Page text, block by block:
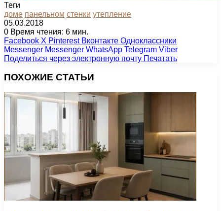
Теги
доме панельном стенки утепление
05.03.2018
0 Время чтения: 6 мин.
Facebook X Pinterest Вконтакте Одноклассники
Messenger Messenger WhatsApp Telegram Viber
Поделиться через электронную почту Печатать
ПОХОЖИЕ СТАТЬИ